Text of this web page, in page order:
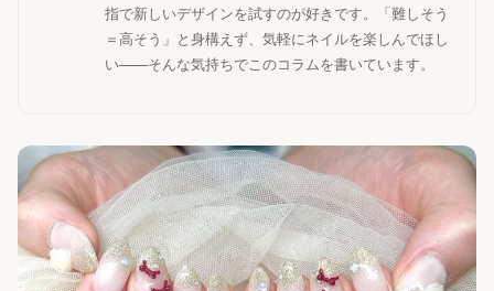
指で新しいデザインを試すのが好きです。「難しそう
＝高そう」と身構えず、気軽にネイルを楽しんでほし
い——そんな気持ちでこのコラムを書いています。